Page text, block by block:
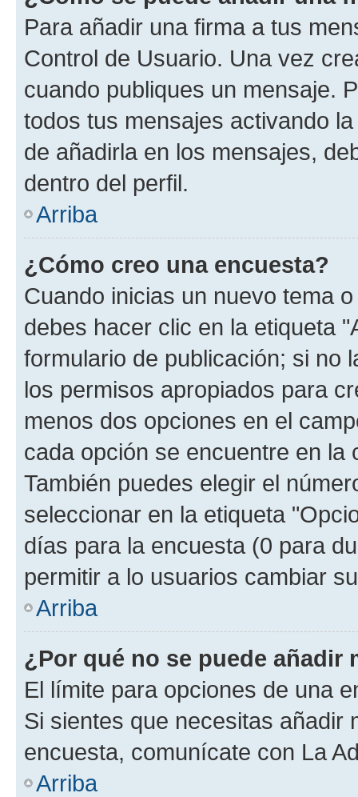
Para añadir una firma a tus
Control de Usuario. Una vez
cuando publiques un mensaje.
todos tus mensajes activando
de añadirla en los mensajes,
dentro del perfil.
Arriba
¿Cómo creo una encuesta?
Cuando inicias un nuevo tema
debes hacer clic en la etiqueta
formulario de publicación; si no
los permisos apropiados para
menos dos opciones en el
cada opción se encuentre en
También puedes elegir el
seleccionar en la etiqueta
días para la encuesta (0 para
permitir a lo usuarios cambiar
Arriba
¿Por qué no se puede añadir
El límite para opciones de una
Si sientes que necesitas añadir
encuesta, comunícate con La
Arriba